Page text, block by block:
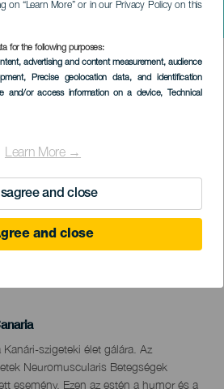
on “Learn More” or in our Privacy Policy on this
for the following purposes:
advertising and content measurement, audience
, Precise geolocation data, and identification
and/or access information on a device, Technical
Learn More →
and close
and close
Life
szigeteki élet gálára. Az
Neuromuscularis Betegségek
esemény. Ezen az estén a humor és a